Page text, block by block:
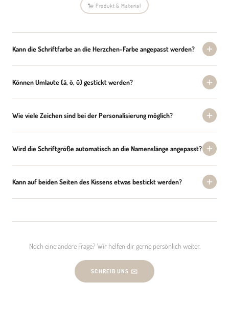
🐑 Produkt & Material
Kann die Schriftfarbe an die Herzchen-Farbe angepasst werden?
Können Umlaute (ä, ö, ü) gestickt werden?
Wie viele Zeichen sind bei der Personalisierung möglich?
Wird die Schriftgröße automatisch an die Namenslänge angepasst?
Kann auf beiden Seiten des Kissens etwas bestickt werden?
Noch eine andere Frage? Wir helfen dir gerne persönlich weiter.
SCHREIB UNS ✉️